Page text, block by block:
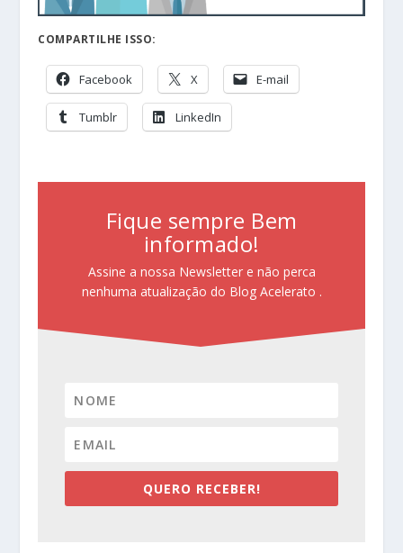
COMPARTILHE ISSO:
Facebook X E-mail
Tumblr LinkedIn
Fique sempre Bem
informado!
Assine a nossa Newsletter e não perca
nenhuma atualização do Blog Acelerato .
QUERO RECEBER!